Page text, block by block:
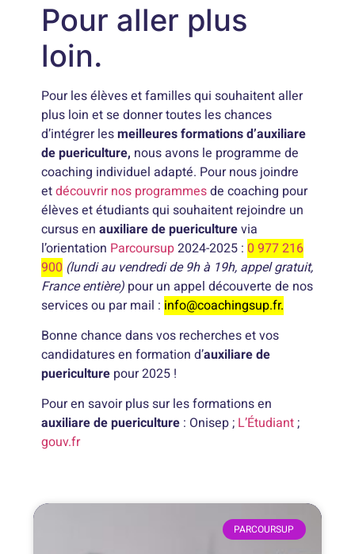
Pour aller plus
loin.
Pour les élèves et familles qui souhaitent aller
plus loin et se donner toutes les chances
d’intégrer lesmeilleures formations d’auxiliare
de puericulture, nous avons le programme de
coaching individuel adapté. Pour nous joindre
etdécouvrir nos programmesde coaching pour
élèves et étudiants qui souhaitent rejoindre un
cursus enauxiliare de puericulturevia
l’orientation Parcoursup2024-2025 : 0 977 216
900 (lundi au vendredi de 9h à 19h, appel gratuit,
France entière) pour un appel découverte de nos
services ou par mail : info@coachingsup.fr.
Bonne chance dans vos recherches et vos
candidatures en formation d’auxiliare de
puericulture pour 2025 !
Pour en savoir plus sur les formations en
auxiliare de puericulture : Onisep ; L’Étudiant;
gouv.fr
PARCOURSUP